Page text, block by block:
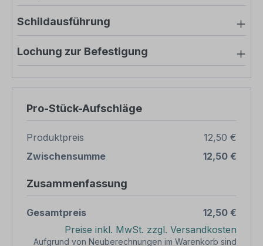
Schildausführung
Lochung zur Befestigung
Pro-Stück-Aufschläge
Produktpreis
12,50 €
Zwischensumme
12,50 €
Zusammenfassung
Gesamtpreis
12,50 €
Preise inkl. MwSt. zzgl. Versandkosten
Aufgrund von Neuberechnungen im Warenkorb sind